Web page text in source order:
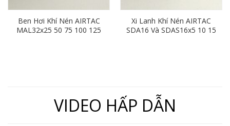
Ben Hơi Khí Nén AIRTAC
MAL32x25 50 75 100 125
Xi Lanh Khí Nén AIRTAC
SDA16 Và SDAS16x5 10 15
VIDEO HẤP DẪN